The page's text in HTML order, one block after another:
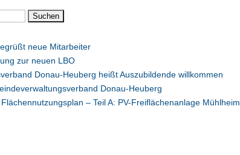
neue Mitarbeiter
zur neuen LBO
Donau-Heuberg heißt Auszubildende willkommen
Donau-Heuberg
– Teil A: PV-Freiflächenanlage Mühlheim